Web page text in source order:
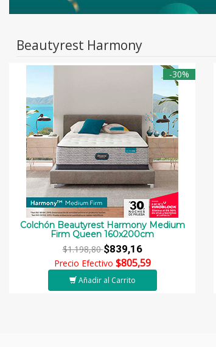
Beautyrest Harmony
-30%
Colchón Beautyrest Harmony Medium
Firm Queen 160x200cm
$1.198,80$839,16
Precio Efectivo $805,59
Añadir al Carrito